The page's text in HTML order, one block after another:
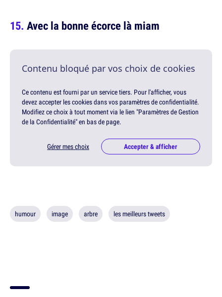
Avec la bonne écorce là miam
Contenu bloqué par vos choix de cookies
Ce contenu est fourni par un service tiers. Pour l'afficher, vous
devez accepter les cookies dans vos paramètres de confidentialité.
Modifiez ce choix à tout moment via le lien "Paramètres de Gestion
de la Confidentialité" en bas de page.
Gérer mes choix Accepter & afficher
humour image arbre les meilleurs tweets